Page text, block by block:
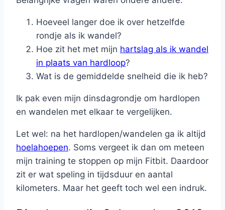
Hoeveel langer doe ik over hetzelfde
rondje als ik wandel?
Hoe zit het met mijn hartslag als ik wandel
in plaats van hardloop?
Wat is de gemiddelde snelheid die ik heb?
Ik pak even mijn dinsdagrondje om hardlopen
en wandelen met elkaar te vergelijken.
Let wel: na het hardlopen/wandelen ga ik altijd
hoelahoepen. Soms vergeet ik dan om meteen
mijn training te stoppen op mijn Fitbit. Daardoor
zit er wat speling in tijdsduur en aantal
kilometers. Maar het geeft toch wel een indruk.